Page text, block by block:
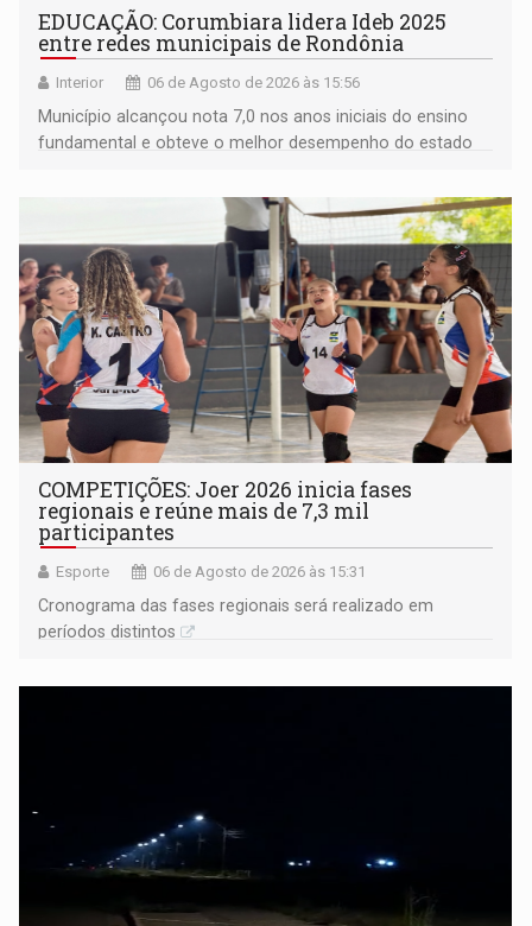
EDUCAÇÃO: Corumbiara lidera Ideb 2025
entre redes municipais de Rondônia
Interior 06 de Agosto de 2026 às 15:56
Município alcançou nota 7,0 nos anos iniciais do ensino
fundamental e obteve o melhor desempenho do estado
COMPETIÇÕES: Joer 2026 inicia fases
regionais e reúne mais de 7,3 mil
participantes
Esporte 06 de Agosto de 2026 às 15:31
Cronograma das fases regionais será realizado em
períodos distintos